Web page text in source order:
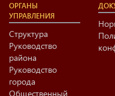
ОРГАНЫ
УПРАВЛЕНИЯ
Структура
Руководство
района
Руководство
города
Общественный